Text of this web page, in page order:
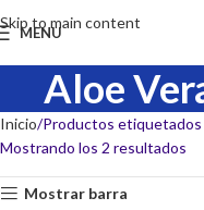
Skip to main content
MENU
Aloe
Inicio Productos etiquetados
Mostrando los 2 resultados
Mostrar barra